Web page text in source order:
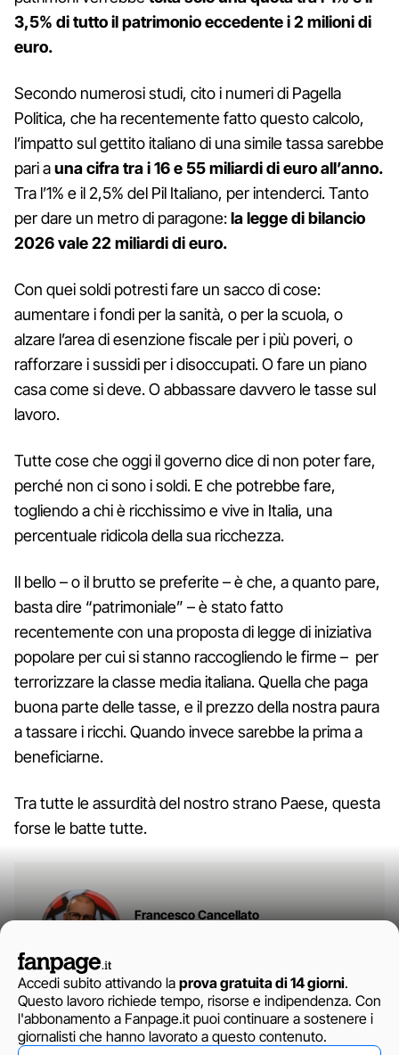
3,5% di tutto il patrimonio eccedente i 2 milioni di
euro.
Secondo numerosi studi, cito i numeri di Pagella
Politica, che ha recentemente fatto questo calcolo,
l’impatto sul gettito italiano di una simile tassa sarebbe
pari auna cifra tra i 16 e 55 miliardi di euro all’anno.
Tra l’1% e il 2,5% del Pil Italiano, per intenderci. Tanto
per dare un metro di paragone:la legge di bilancio
2026 vale 22 miliardi di euro.
Con quei soldi potresti fare un sacco di cose:
aumentare i fondi per la sanità, o per la scuola, o
alzare l’area di esenzione fiscale per i più poveri, o
rafforzare i sussidi per i disoccupati. O fare un piano
casa come si deve. O abbassare davvero le tasse sul
lavoro.
Tutte cose che oggi il governo dice di non poter fare,
perché non ci sono i soldi. E che potrebbe fare,
togliendo a chi è ricchissimo e vive in Italia, una
percentuale ridicola della sua ricchezza.
Il bello – o il brutto se preferite – è che, a quanto pare,
basta dire “patrimoniale” – è stato fatto
recentemente con una proposta di legge di iniziativa
popolare per cui si stanno raccogliendo le firme – per
terrorizzare la classe media italiana. Quella che paga
buona parte delle tasse, e il prezzo della nostra paura
a tassare i ricchi. Quando invece sarebbe la prima a
beneficiarne.
Tra tutte le assurdità del nostro strano Paese, questa
forse le batte tutte.
Francesco Cancellato
Francesco Cancellato è direttore responsabile del
giornale online Fanpage.it e membro del board of
directors dell'European Journalism Centre. Dal dicembre
2014 al settembre 2019 è stato direttore del quotidiano
Accedi subito attivando la prova gratuita di 14 giorni.
Questo lavoro richiede tempo, risorse e indipendenza. Con
l'abbonamento a Fanpage.it puoi continuare a sostenere i
giornalisti che hanno lavorato a questo contenuto.